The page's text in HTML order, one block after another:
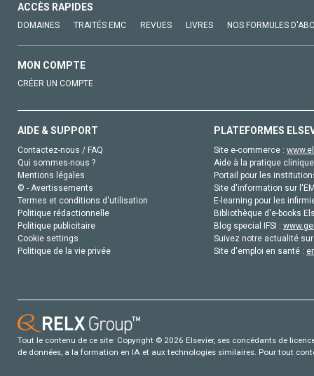
ACCÈS RAPIDES
DOMAINES TRAITÉS EMC REVUES LIVRES NOS FORMULES
MON COMPTE
CRÉER UN COMPTE
AIDE & SUPPORT
Contactez-nous / FAQ
Qui sommes-nous ?
Mentions légales
© - Avertissements
Termes et conditions d'utilisation
Politique rédactionnelle
Politique publicitaire
Cookie settings
Politique de la vie privée
PLATEFORMES
Site e-commerce :
Aide à la pratique
Portail pour les
Site d'information sur
E-learning pour les
Bibliothèque d'e-books
Blog special IFSI :
Suivez notre actualité
Site d'emploi en santé :
Tout le contenu de ce site: Copyright © 2026 Elsevier, ses concédants de
de données, a la formation en IA et aux technologies similaires. Pour tout